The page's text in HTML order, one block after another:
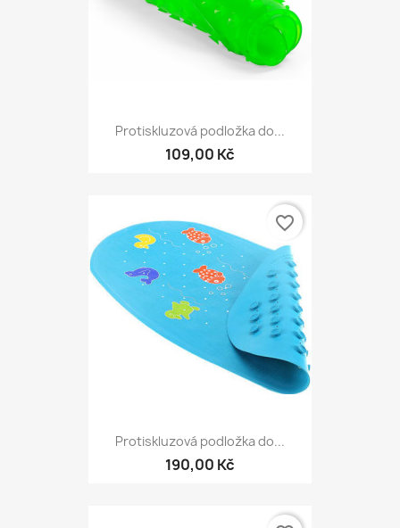
Protiskluzová podložka do...
109,00 Kč
Protiskluzová podložka do...
190,00 Kč
favorite_border